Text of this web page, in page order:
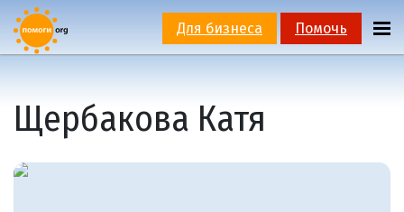
Для бизнеса Помочь
Щербакова Катя